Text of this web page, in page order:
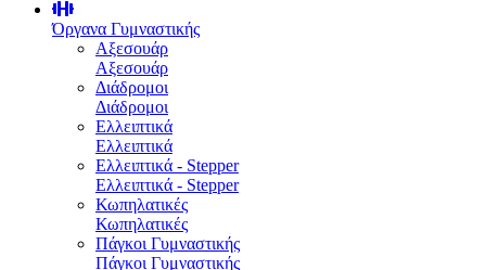
Όργανα Γυμναστικής
Αξεσουάρ
Αξεσουάρ
Διάδρομοι
Διάδρομοι
Ελλειπτικά
Ελλειπτικά
Ελλειπτικά - Stepper
Ελλειπτικά - Stepper
Κωπηλατικές
Κωπηλατικές
Πάγκοι Γυμναστικής
Πάγκοι Γυμναστικής